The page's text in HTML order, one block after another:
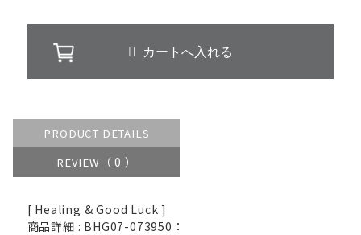
PRODUCT DETAILS
REVIEW
（ 0 ）
[ Healing & Good Luck ]
商品詳細 : BHG07-073950：